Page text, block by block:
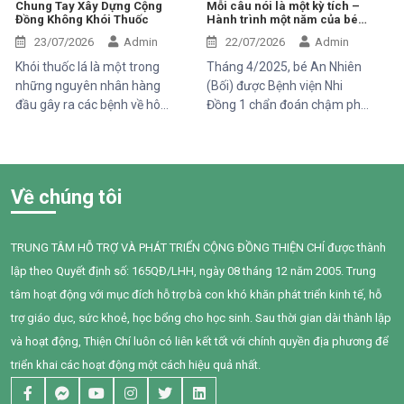
với các bạn cùng trang lứa.
Những điều tưởng như rất
bình thường đối với một đứa
trẻ lại là những cột mốc đầy
gian nan đối với em.
Chung Tay Xây Dựng Cộng
Đồng Không Khói Thuốc
23/07/2026
Admin
Khói thuốc lá là một trong
những nguyên nhân hàng
đầu gây ra các bệnh về hô
người hút thuốc bị ảnh hưởng
đặc biệt là trẻ em, phụ nữ
mang thai và người cao tuổi,
cũng phải đối mặt với nhiều
nguy cơ sức khỏe do hít phải
khói thuốc thụ động.
Mỗi câu nói là một kỳ tích –
Hành trình một năm của bé
An Nhiên (Bối)
22/07/2026 Admin
Tháng 4/2025, bé An Nhiên
(Bối) được Bệnh viện Nhi
Đồng 1 chẩn đoán chậm phát
gặp nhiều khó khăn trong
đồng hành tận tâm của các
cô giáo, sự kiên trì của gia
đình và nỗ lực không ngừng
của chính Bối, em đã có
những bước tiến đầy tự hào.
Về chúng tôi
TRUNG TÂM HỖ TRỢ VÀ PHÁT TRIỂN CỘNG ĐỒNG THIỆN CHÍ được thành
lập theo Quyết định số: 165QĐ/LHH, ngày 08 tháng 12 năm 2005. Trung
tâm hoạt động với mục đích hỗ trợ bà con khó khăn phát triển kinh tế, hỗ
trợ giáo dục, sức khoẻ, học bổng cho học sinh. Sau thời gian dài thành lập
và hoạt động, Thiện Chí luôn có liên kết tốt với chính quyền địa phương để
triển khai các hoạt động một cách hiệu quả nhất.